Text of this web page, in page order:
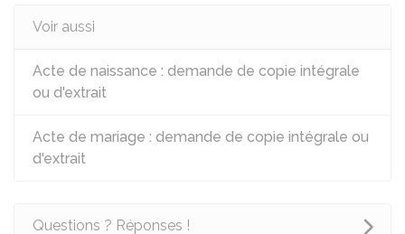
Voir aussi
Acte de naissance : demande de copie intégrale
ou d'extrait
Acte de mariage : demande de copie intégrale ou
d'extrait
Questions ? Réponses !